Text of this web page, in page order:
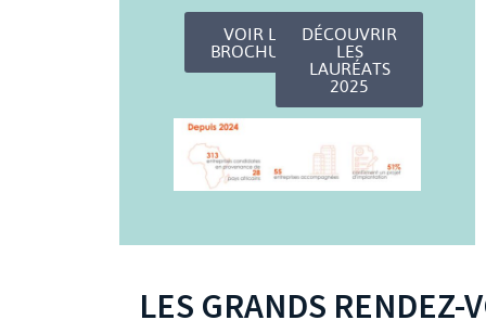
VOIR LA
BROCHURE
DÉCOUVRIR
LES
LAURÉATS
2025
LES GRANDS RENDEZ-